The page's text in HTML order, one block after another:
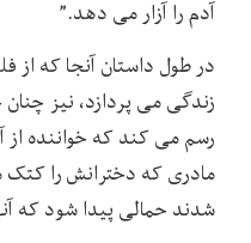
آدم را آزار می دهد.”
در طول داستان آنجا که از
زندگی می پردازد، نیز
رسم می کند که خواننده از
مادری که دخترانش را کتک
شدند حمالی پیدا شود که